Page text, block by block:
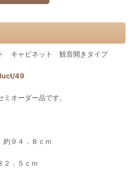
キャビネット 観音開きタイプ
49
ミオーダー品です。
９４．８ｃｍ
２．５ｃｍ